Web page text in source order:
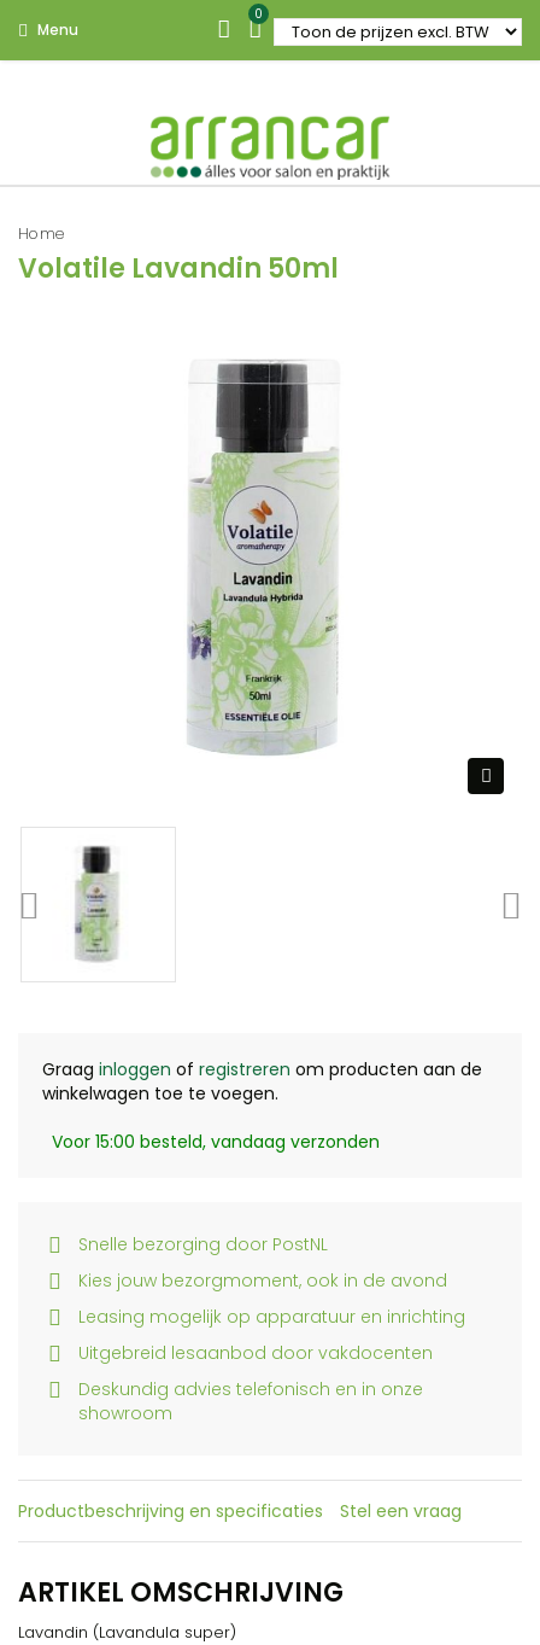
Menu
0
Home
Volatile Lavandin 50ml
Graag inloggen of registreren om producten aan de
winkelwagen toe te voegen.
Voor 15:00 besteld, vandaag verzonden
Snelle bezorging door PostNL
Kies jouw bezorgmoment, ook in de avond
Leasing mogelijk op apparatuur en inrichting
Uitgebreid lesaanbod door vakdocenten
Deskundig advies telefonisch en in onze
showroom
Productbeschrijving en specificaties Stel een vraag
ARTIKEL OMSCHRIJVING
Lavandin (Lavandula super)